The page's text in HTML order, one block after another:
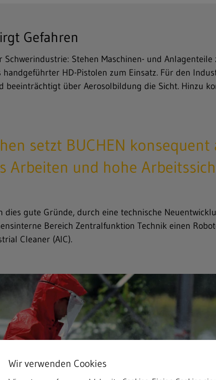
Gefahren
Schwerindustrie: Stehen Maschinen- und
HD-Pistolen zum Einsatz. Für den
beeinträchtigt über Aerosolbildung die Sicht. Hinzu
setzt BUCHEN
Arbeiten und hohe
dies gute Gründe, durch eine technische
Bereich Zentralfunktion Technik einen
Cleaner (AIC).
Wir verwenden Cookies